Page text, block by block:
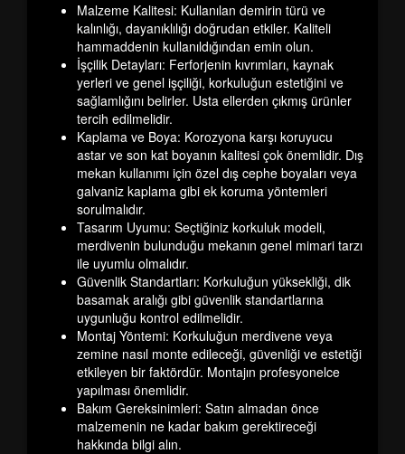
Malzeme Kalitesi: Kullanılan demirin türü ve
kalınlığı, dayanıklılığı doğrudan etkiler. Kaliteli
hammaddenin kullanıldığından emin olun.
İşçilik Detayları: Ferforjenin kıvrımları, kaynak
yerleri ve genel işçiliği, korkuluğun estetiğini ve
sağlamlığını belirler. Usta ellerden çıkmış ürünler
tercih edilmelidir.
Kaplama ve Boya: Korozyona karşı koruyucu
astar ve son kat boyanın kalitesi çok önemlidir. Dış
mekan kullanımı için özel dış cephe boyaları veya
galvaniz kaplama gibi ek koruma yöntemleri
sorulmalıdır.
Tasarım Uyumu: Seçtiğiniz korkuluk modeli,
merdivenin bulunduğu mekanın genel mimari tarzı
ile uyumlu olmalıdır.
Güvenlik Standartları: Korkuluğun yüksekliği, dik
basamak aralığı gibi güvenlik standartlarına
uygunluğu kontrol edilmelidir.
Montaj Yöntemi: Korkuluğun merdivene veya
zemine nasıl monte edileceği, güvenliği ve estetiği
etkileyen bir faktördür. Montajın profesyonelce
yapılması önemlidir.
Bakım Gereksinimleri: Satın almadan önce
malzemenin ne kadar bakım gerektireceği
hakkında bilgi alın.